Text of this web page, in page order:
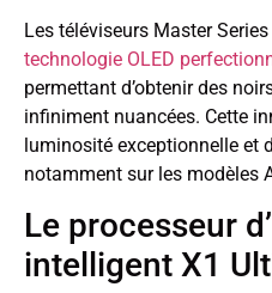
Les téléviseurs Master
technologie OLED
permettant d’obtenir des
infiniment nuancées. Cette
luminosité exceptionnelle et
notamment sur les modèles
Le processeur
intelligent X1